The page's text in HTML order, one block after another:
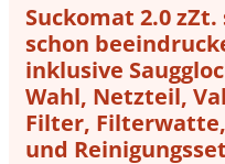
Suckomat 2.0
schon
inklusive
Wahl, Netzteil,
Filter,
und